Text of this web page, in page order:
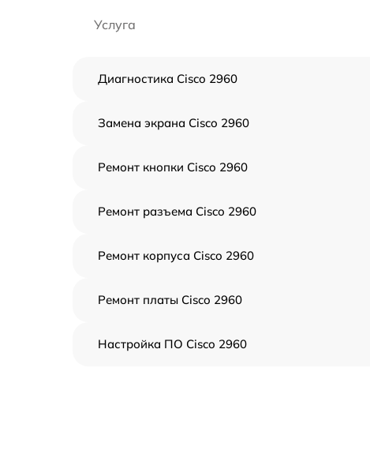
Услуга
Диагностика Cisco 2960
Замена экрана Cisco 2960
Ремонт кнопки Cisco 2960
Ремонт разъема Cisco 2960
Ремонт корпуса Cisco 2960
Ремонт платы Cisco 2960
Настройка ПО Cisco 2960